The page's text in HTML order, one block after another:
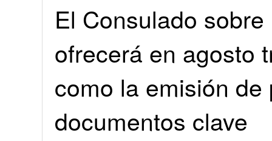
El Consulado
ofrecerá en agosto
como la emisión
documentos clave